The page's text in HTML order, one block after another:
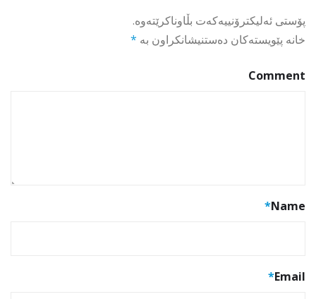
پۆستی ئەلیکترۆنییەکەت بڵاوناکرێتەوە.
خانە پێویستەکان دەستنیشانکراون بە *
Comment
Name
*
Email
*